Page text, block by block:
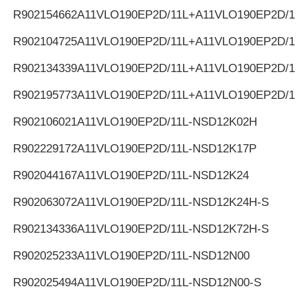
R902154662A11VLO190EP2D/11L+A11VLO190EP2D/11L
R902104725A11VLO190EP2D/11L+A11VLO190EP2D/11L
R902134339A11VLO190EP2D/11L+A11VLO190EP2D/11L
R902195773A11VLO190EP2D/11L+A11VLO190EP2D/11L
R902106021A11VLO190EP2D/11L-NSD12K02H
R902229172A11VLO190EP2D/11L-NSD12K17P
R902044167A11VLO190EP2D/11L-NSD12K24
R902063072A11VLO190EP2D/11L-NSD12K24H-S
R902134336A11VLO190EP2D/11L-NSD12K72H-S
R902025233A11VLO190EP2D/11L-NSD12N00
R902025494A11VLO190EP2D/11L-NSD12N00-S